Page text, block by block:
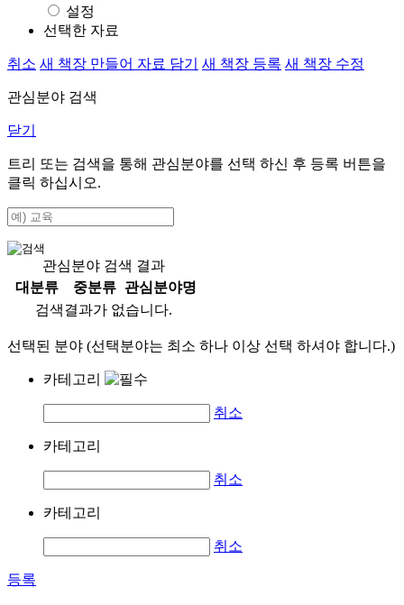
설정
선택한 자료
취소 새 책장 만들어 자료 담기 새 책장 등록 새 책장 수정
관심분야 검색
닫기
트리 또는 검색을 통해 관심분야를 선택 하신 후 등록 버튼을
클릭 하십시오.
관심분야 검색 결과
대분류
중분류
관심분야명
검색결과가 없습니다.
선택된 분야 (선택분야는 최소 하나 이상 선택 하셔야 합니다.)
카테고리
취소
카테고리
취소
카테고리
취소
등록